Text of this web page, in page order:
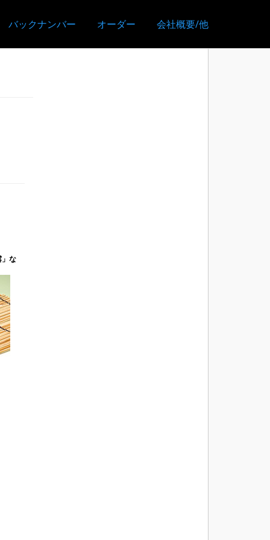
バックナンバー オーダー 会社概要/他
」な